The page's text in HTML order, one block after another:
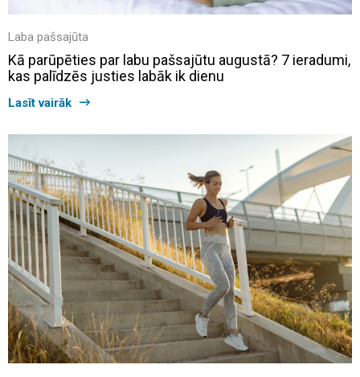
Laba pašsajūta
Kā parūpēties par labu pašsajūtu augustā? 7 ieradumi,
kas palīdzēs justies labāk ik dienu
Lasīt vairāk